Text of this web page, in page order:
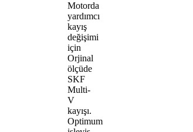
Motorda
yardımcı
kayış
değişimi
için
Orjinal
ölçüde
SKF
Multi-
V
kayışı.
Optimum